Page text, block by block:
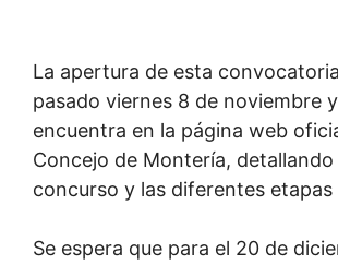
La apertura de esta
pasado viernes 8 de noviembre
encuentra en la página web
Concejo de Montería, detallando
concurso y las diferentes etapas
Se espera que para el 20 de